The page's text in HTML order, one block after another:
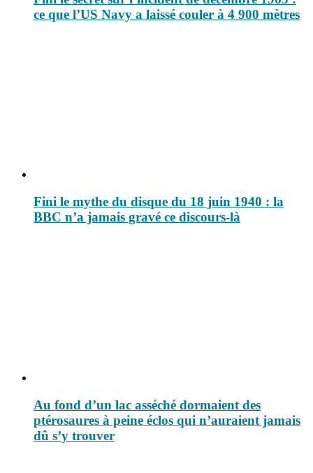
ce que l’US Navy a laissé couler à 4 900 mètres
Fini le mythe du disque du 18 juin 1940 : la
BBC n’a jamais gravé ce discours-là
Au fond d’un lac asséché dormaient des
ptérosaures à peine éclos qui n’auraient jamais
dû s’y trouver